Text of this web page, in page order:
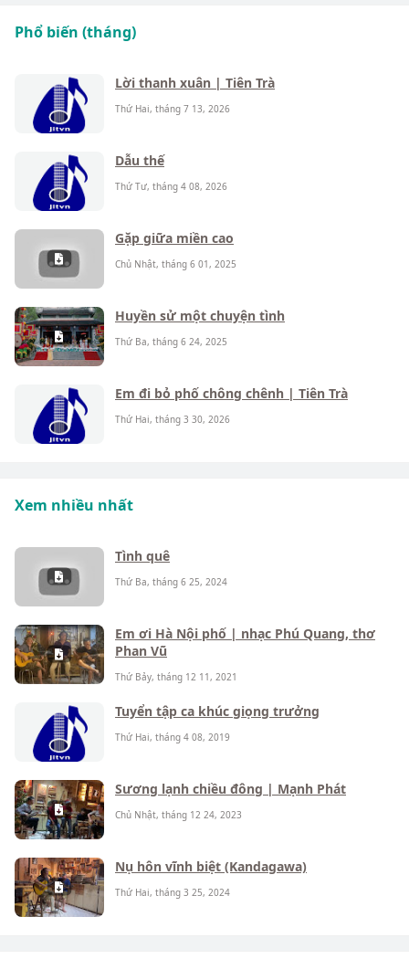
Phổ biến (tháng)
Lời thanh xuân | Tiên Trà
Thứ Hai, tháng 7 13, 2026
Dẫu thế
Thứ Tư, tháng 4 08, 2026
Gặp giữa miền cao
Chủ Nhật, tháng 6 01, 2025
Huyền sử một chuyện tình
Thứ Ba, tháng 6 24, 2025
Em đi bỏ phố chông chênh | Tiên Trà
Thứ Hai, tháng 3 30, 2026
Xem nhiều nhất
Tình quê
Thứ Ba, tháng 6 25, 2024
Em ơi Hà Nội phố | nhạc Phú Quang, thơ
Phan Vũ
Thứ Bảy, tháng 12 11, 2021
Tuyển tập ca khúc giọng trưởng
Thứ Hai, tháng 4 08, 2019
Sương lạnh chiều đông | Mạnh Phát
Chủ Nhật, tháng 12 24, 2023
Nụ hôn vĩnh biệt (Kandagawa)
Thứ Hai, tháng 3 25, 2024